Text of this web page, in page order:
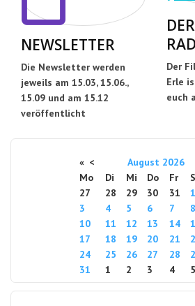
NEWSLETTER
Die Newsletter werden
jeweils am 15.03, 15.06.,
15.09 und am 15.12
veröffentlicht
Der
Erle
euch
« < August 2026
Mo
Di Mi Do Fr
27
28 29 30 31 1
3
4 5 6 7 8
10
11 12 13 14
17
18 19 20 21
24
25 26 27 28
31
1 2 3 4 5